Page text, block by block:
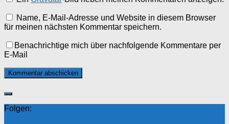
Name, E-Mail-Adresse und Website in diesem Browser
für meinen nächsten Kommentar speichern.
Benachrichtige mich über nachfolgende Kommentare per
E-Mail
Folgen: